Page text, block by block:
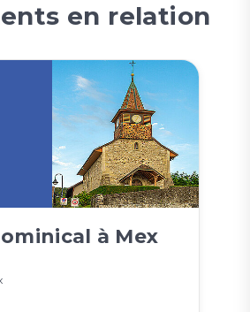
en relation
à Mex